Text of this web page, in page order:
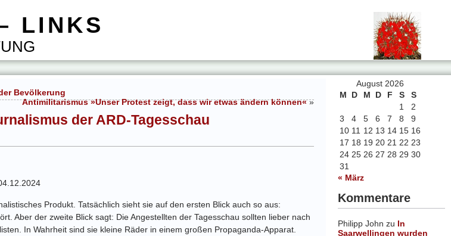
LINKS
August 2026
M
D M D F S
S
1
2
3
4 5 6 7 8
9
10 11 12 13 14 15 16
17 18 19 20 21 22 23
24 25 26 27 28 29 30
31
« März
Kommentare
Philipp John zu In
Saarwellingen wurden
Bevölkerung
Antimilitarismus »Unser Protest zeigt, dass wir etwas ändern können«»
der ARD-Tagesschau
Produkt. Tatsächlich sieht sie auf den ersten Blick auch so aus:
Aber der zweite Blick sagt: Die Angestellten der Tagesschau sollten lieber nach
In Wahrheit sind sie kleine Räder in einem großen Propaganda-Apparat.